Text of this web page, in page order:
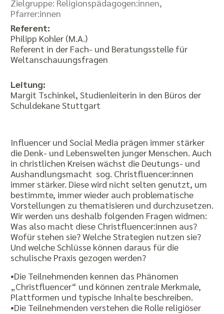
Zielgruppe: Religionspädagogen:innen,
Pfarrer:innen
Referent:
Philipp Kohler (M.A.)
Referent in der Fach- und Beratungsstelle für
Weltanschauungsfragen
Leitung:
Margit Tschinkel, Studienleiterin in den Büros der
Schuldekane Stuttgart
Influencer und Social Media prägen immer stärker
die Denk- und Lebenswelten junger Menschen. Auch
in christlichen Kreisen wächst die Deutungs- und
Aushandlungsmacht sog. Christfluencer:innen
immer stärker. Diese wird nicht selten genutzt, um
bestimmte, immer wieder auch problematische
Vorstellungen zu thematisieren und durchzusetzen.
Wir werden uns deshalb folgenden Fragen widmen:
Was also macht diese Christfluencer:innen aus?
Wofür stehen sie? Welche Strategien nutzen sie?
Und welche Schlüsse können daraus für die
schulische Praxis gezogen werden?
•Die Teilnehmenden kennen das Phänomen
„Christfluencer“ und können zentrale Merkmale,
Plattformen und typische Inhalte beschreiben.
•Die Teilnehmenden verstehen die Rolle religiöser